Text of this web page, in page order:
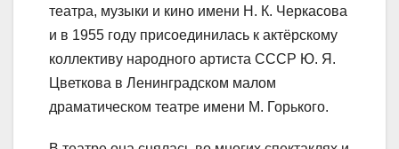
театра, музыки и кино имени Н. К. Черкасова
и в 1955 году присоединилась к актёрскому
коллективу народного артиста СССР Ю. Я.
Цветкова в Ленинградском малом
драматическом театре имени М. Горького.